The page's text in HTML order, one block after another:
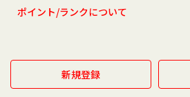
ポイント/ランクについて
新規登録